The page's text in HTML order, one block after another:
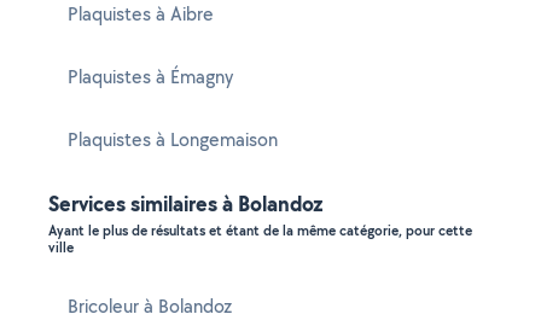
Plaquistes à Aibre
Plaquistes à Émagny
Plaquistes à Longemaison
Services similaires à Bolandoz
Ayant le plus de résultats et étant de la même catégorie, pour cette
ville
Bricoleur à Bolandoz